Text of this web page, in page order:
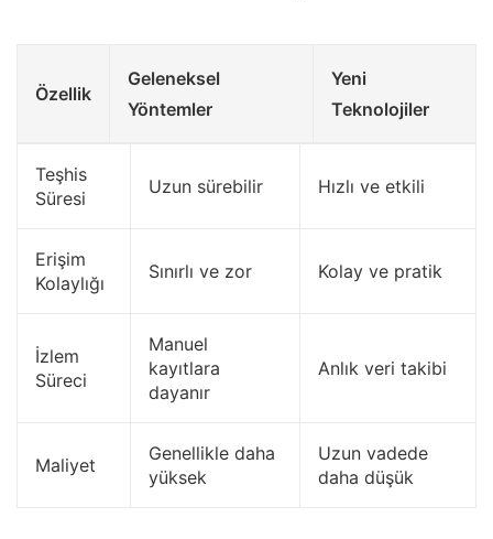
Özellik
Geleneksel
Yöntemler
Yeni
Teknolojiler
Teşhis
Süresi
Uzun sürebilir Hızlı ve etkili
Erişim
Kolaylığı
Sınırlı ve zor Kolay ve pratik
İzlem
Süreci
Manuel
kayıtlara
dayanır
Anlık veri takibi
Maliyet
Genellikle daha
yüksek
Uzun vadede
daha düşük